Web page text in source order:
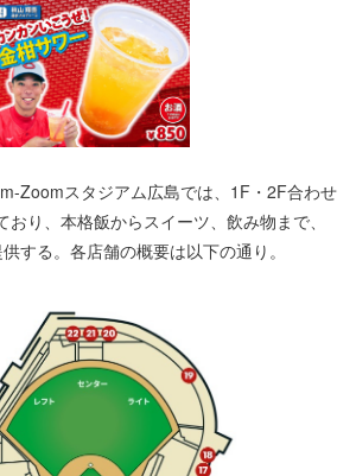
Zoomスタジアム広島では、1F・2F合わせ
り、本格飯からスイーツ、飲み物まで、
する。各店舗の概要は以下の通り。